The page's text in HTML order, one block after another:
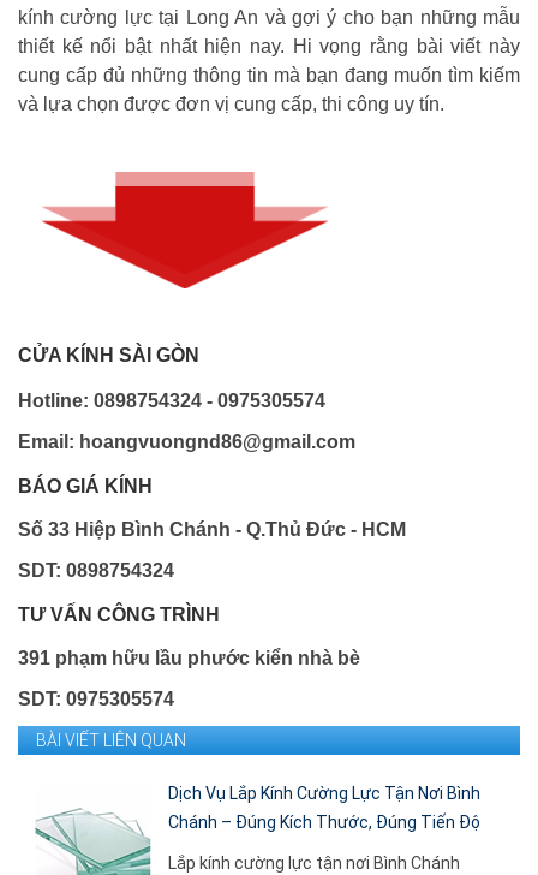
kính cường lực tại Long An và gợi ý cho bạn những mẫu
thiết kế nổi bật nhất hiện nay. Hi vọng rằng bài viết này
cung cấp đủ những thông tin mà bạn đang muốn tìm kiếm
và lựa chọn được đơn vị cung cấp, thi công uy tín.
CỬA KÍNH SÀI GÒN
Hotline: 0898754324 - 0975305574
Email: hoangvuongnd86@gmail.com
BÁO GIÁ KÍNH
Số 33 Hiệp Bình Chánh - Q.Thủ Đức - HCM
SDT: 0898754324
TƯ VẤN CÔNG TRÌNH
391 phạm hữu lầu phước kiển nhà bè
SDT: 0975305574
BÀI VIẾT LIÊN QUAN
Dịch Vụ Lắp Kính Cường Lực Tận Nơi Bình
Chánh – Đúng Kích Thước, Đúng Tiến Độ
Lắp kính cường lực tận nơi Bình Chánh